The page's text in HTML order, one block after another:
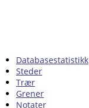
Databasestatistikk
Steder
Trær
Grener
Notater